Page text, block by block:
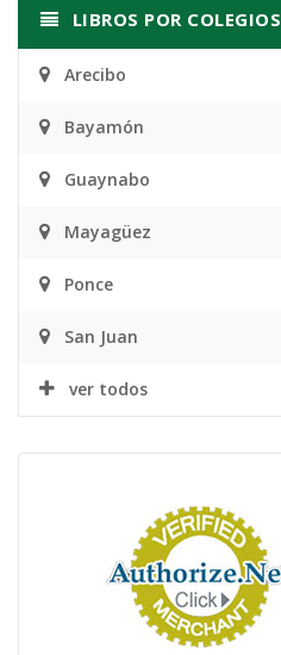
LIBROS POR COLEGIOS
Arecibo
Bayamón
Guaynabo
Mayagüez
Ponce
San Juan
ver todos